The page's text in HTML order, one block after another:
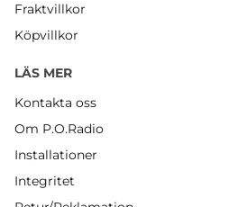
Fraktvillkor
Köpvillkor
LÄS MER
Kontakta oss
Om P.O.Radio
Installationer
Integritet